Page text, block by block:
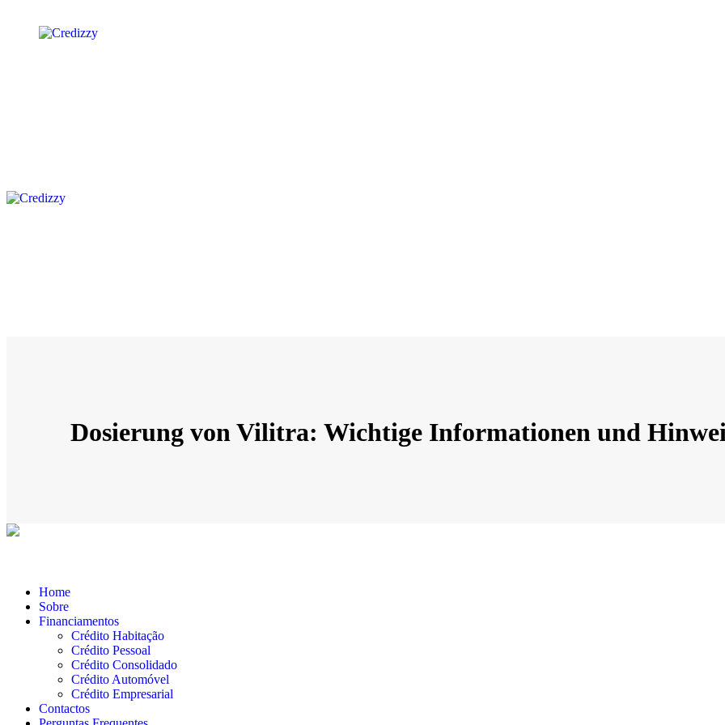
Dosierung von Vilitra: Wichtige Informationen und
Home
Sobre
Financiamentos
Crédito Habitação
Crédito Pessoal
Crédito Consolidado
Crédito Automóvel
Crédito Empresarial
Contactos